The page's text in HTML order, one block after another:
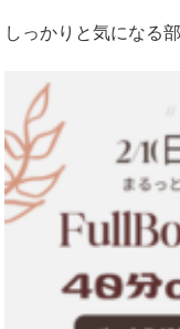
しっかりと気になる